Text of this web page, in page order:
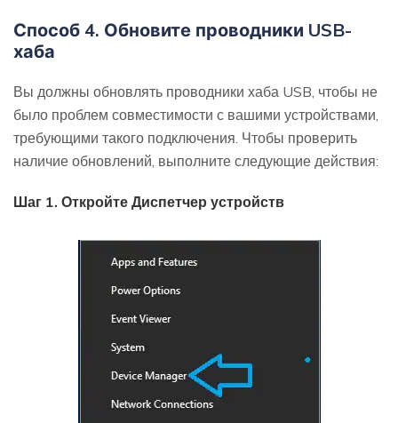
Способ 4. Обновите проводники USB-
хаба
Вы должны обновлять проводники хаба USB, чтобы не
было проблем совместимости с вашими устройствами,
требующими такого подключения. Чтобы проверить
наличие обновлений, выполните следующие действия:
Шаг 1. Откройте Диспетчер устройств